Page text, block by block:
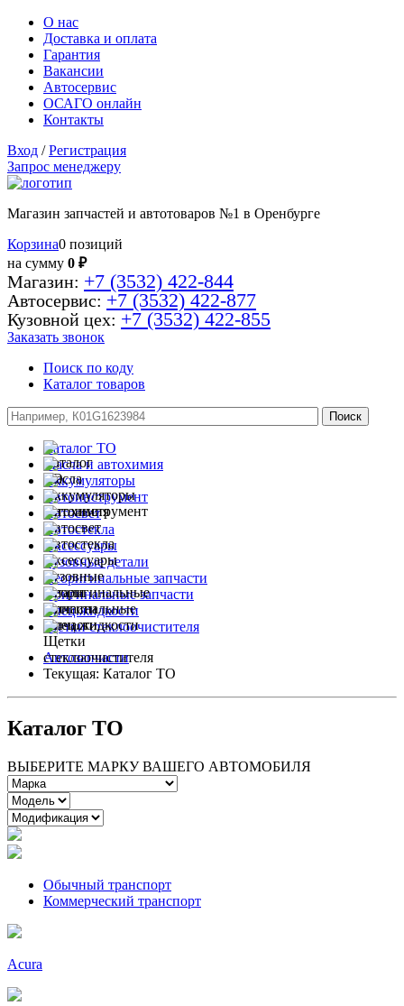
О нас
Доставка и оплата
Гарантия
Вакансии
Автосервис
ОСАГО онлайн
Контакты
Вход / Регистрация
Запрос менеджеру
Магазин запчастей и автотоваров №1 в Оренбурге
Корзина0 позиций
на сумму 0 ₽
Магазин: +7 (3532) 422-844
Автосервис: +7 (3532) 422-877
Кузовной цех: +7 (3532) 422-855
Заказать звонок
Поиск по коду
Каталог товаров
Каталог ТО
Масла и автохимия
Аккумуляторы
Автоинструмент
Автосвет
Автостекла
Аксессуары
Кузовные детали
Неоригинальные запчасти
Оригинальные запчасти
Спец.жидкости
Щетки стеклоочистителя
Автозапчасти
Текущая: Каталог ТО
Каталог ТО
ВЫБЕРИТЕ МАРКУ ВАШЕГО АВТОМОБИЛЯ
Обычный транспорт
Коммерческий транспорт
Acura